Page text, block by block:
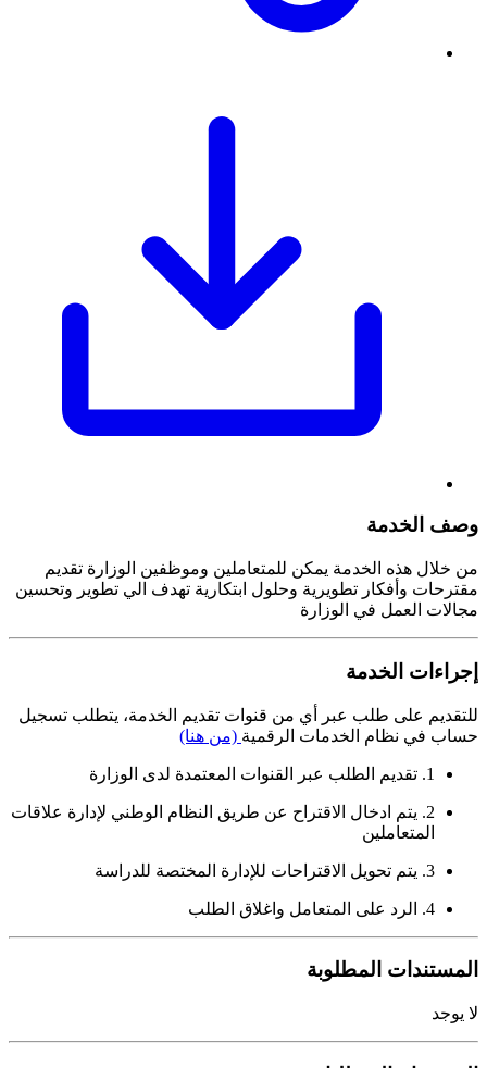
وصف الخدمة
من خلال هذه الخدمة يمكن للمتعاملين وموظفين الوزارة تقديم
مقترحات وأفكار تطويرية وحلول ابتكارية تهدف الي تطوير وتحسين
مجالات العمل في الوزارة
إجراءات الخدمة
للتقديم على طلب عبر أي من قنوات تقديم الخدمة، يتطلب تسجيل
حساب في نظام الخدمات الرقمية (من هنا)
1. تقديم الطلب عبر القنوات المعتمدة لدى الوزارة
2. يتم ادخال الاقتراح عن طريق النظام الوطني لإدارة علاقات
المتعاملين
3. يتم تحويل الاقتراحات للإدارة المختصة للدراسة
4. الرد على المتعامل واغلاق الطلب
المستندات المطلوبة
لا يوجد